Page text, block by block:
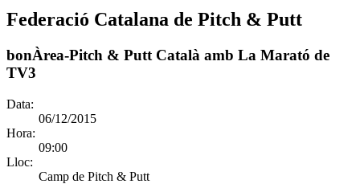
Federació Catalana de Pitch & Putt
bonÀrea-Pitch & Putt Català amb La Marató de
TV3
Data:
06/12/2015
Hora:
09:00
Lloc:
Camp de Pitch & Putt